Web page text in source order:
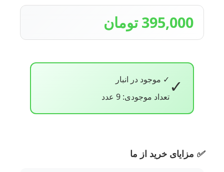
395,000 تومان
✓ ✓ موجود در انبار
تعداد موجودی: 9 عدد
✅ مزایای خرید از ما